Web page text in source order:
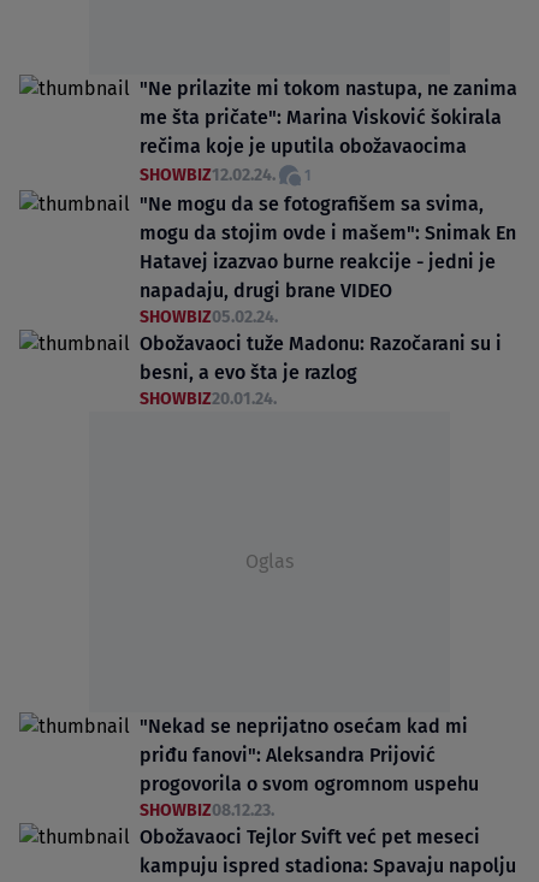
"Ne prilazite mi tokom nastupa, ne zanima
me šta pričate": Marina Visković šokirala
rečima koje je uputila obožavaocima
SHOWBIZ12.02.24. 1
"Ne mogu da se fotografišem sa svima,
mogu da stojim ovde i mašem": Snimak En
Hatavej izazvao burne reakcije - jedni je
napadaju, drugi brane VIDEO
SHOWBIZ05.02.24.
Obožavaoci tuže Madonu: Razočarani su i
besni, a evo šta je razlog
SHOWBIZ20.01.24.
Oglas
"Nekad se neprijatno osećam kad mi
priđu fanovi": Aleksandra Prijović
progovorila o svom ogromnom uspehu
SHOWBIZ08.12.23.
Obožavaoci Tejlor Svift već pet meseci
kampuju ispred stadiona: Spavaju napolju